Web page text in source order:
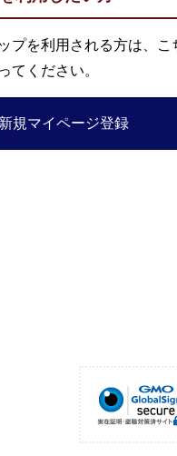
プを利用される方は、こ
てください。
新規マイページ登録